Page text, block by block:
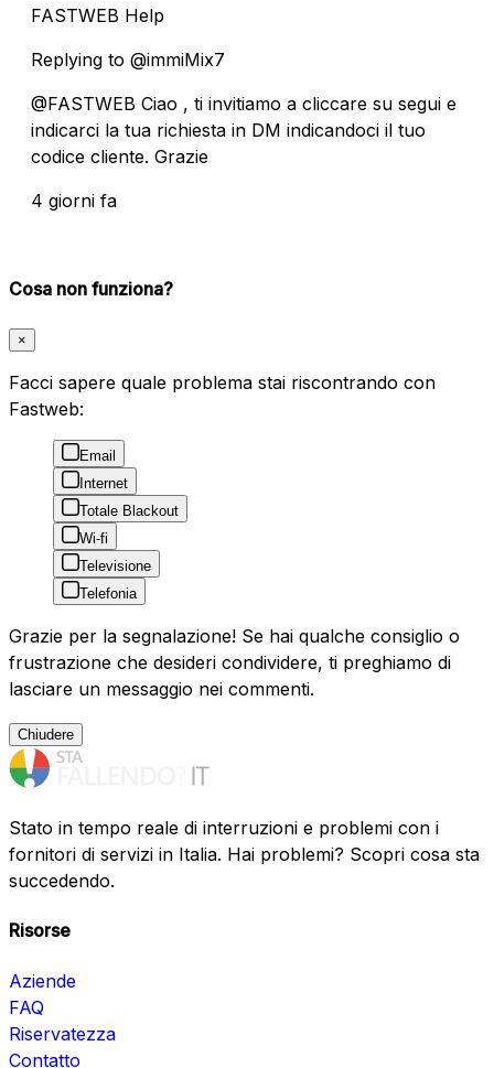
FASTWEB Help
Replying to @immiMix7
@FASTWEB Ciao , ti invitiamo a cliccare su segui e
indicarci la tua richiesta in DM indicandoci il tuo
codice cliente. Grazie
4 giorni fa
Cosa non funziona?
×
Facci sapere quale problema stai riscontrando con
Fastweb:
Email
Internet
Totale Blackout
Wi-fi
Televisione
Telefonia
Grazie per la segnalazione! Se hai qualche consiglio o
frustrazione che desideri condividere, ti preghiamo di
lasciare un messaggio nei commenti.
Chiudere
Stato in tempo reale di interruzioni e problemi con i
fornitori di servizi in Italia. Hai problemi? Scopri cosa sta
succedendo.
Risorse
Aziende
FAQ
Riservatezza
Contatto